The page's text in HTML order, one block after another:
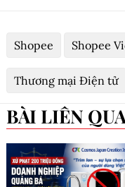
Shopee Shopee
Thương mại Điện tử
BÀI LIÊN